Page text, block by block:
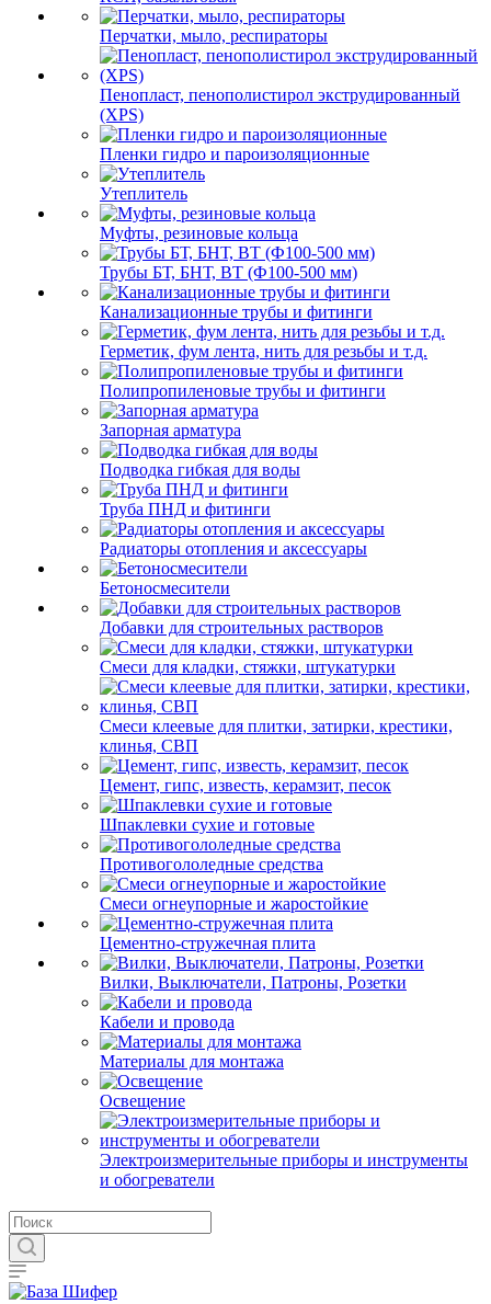
Перчатки, мыло, респираторы
Пенопласт, пенополистирол экструдированный
(XPS)
Пленки гидро и пароизоляционные
Утеплитель
Муфты, резиновые кольца
Трубы БТ, БНТ, ВТ (Ф100-500 мм)
Канализационные трубы и фитинги
Герметик, фум лента, нить для резьбы и т.д.
Полипропиленовые трубы и фитинги
Запорная арматура
Подводка гибкая для воды
Труба ПНД и фитинги
Радиаторы отопления и аксессуары
Бетоносмесители
Добавки для строительных растворов
Смеси для кладки, стяжки, штукатурки
Смеси клеевые для плитки, затирки, крестики,
клинья, СВП
Цемент, гипс, известь, керамзит, песок
Шпаклевки сухие и готовые
Противогололедные средства
Смеси огнеупорные и жаростойкие
Цементно-стружечная плита
Вилки, Выключатели, Патроны, Розетки
Кабели и провода
Материалы для монтажа
Освещение
Электроизмерительные приборы и инструменты
и обогреватели